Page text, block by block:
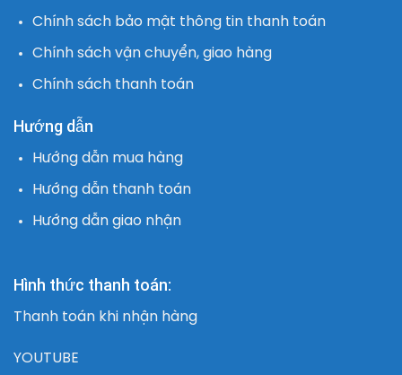
Chính sách bảo mật thông tin thanh toán
Chính sách vận chuyển, giao hàng
Chính sách thanh toán
Hướng dẫn
Hướng dẫn mua hàng
Hướng dẫn thanh toán
Hướng dẫn giao nhận
Hình thức thanh toán:
Thanh toán khi nhận hàng
YOUTUBE